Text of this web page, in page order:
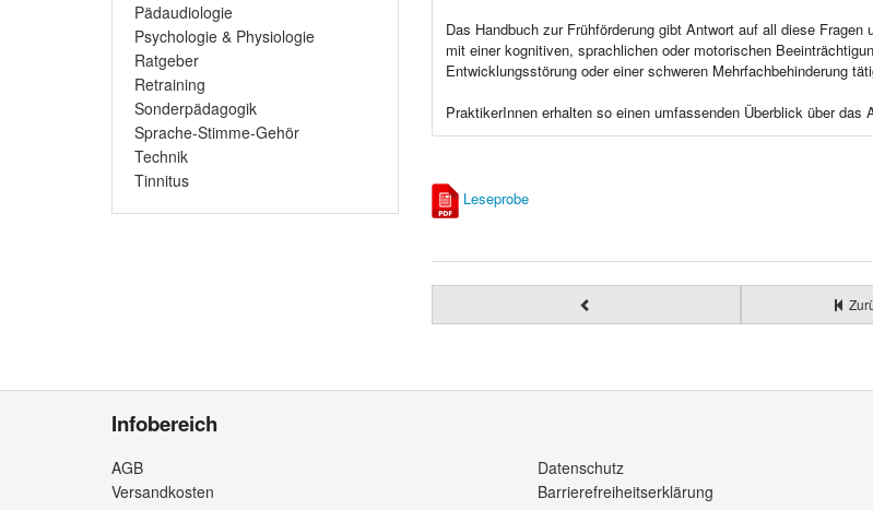
Das Handbuch zur Frühförderung gibt Antwort auf all diese
mit einer kognitiven, sprachlichen oder motorischen
Entwicklungsstörung oder einer schweren Mehrfachbehinderung
PraktikerInnen erhalten so einen umfassenden Überblick über
Leseprobe
Pädaudiologie
Psychologie & Physiologie
Ratgeber
Retraining
Sonderpädagogik
Sprache-Stimme-Gehör
Technik
Tinnitus
Infobereich
AGB
Versandkosten
Datenschutz
Barrierefreiheitserklärung